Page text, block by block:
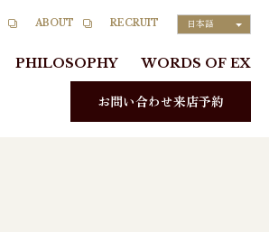
ABOUT RECRUIT 日本語
PHILOSOPHY WORDS OF EX
お問い合わせ来店予約